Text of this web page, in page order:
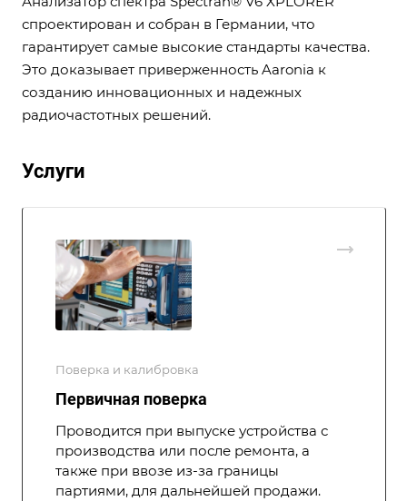
спроектирован и собран в Германии, что
гарантирует самые высокие стандарты качества.
Это доказывает приверженность Aaronia к
созданию инновационных и надежных
радиочастотных решений.
Услуги
Поверка и калибровка
Первичная поверка
Проводится при выпуске устройства с
производства или после ремонта, а
также при ввозе из-за границы
партиями, для дальнейшей продажи.